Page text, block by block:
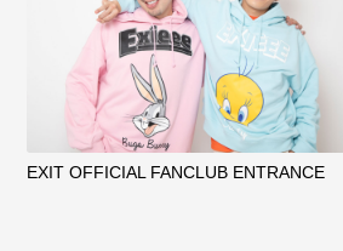
EXIT OFFICIAL FANCLUB ENTRANCE